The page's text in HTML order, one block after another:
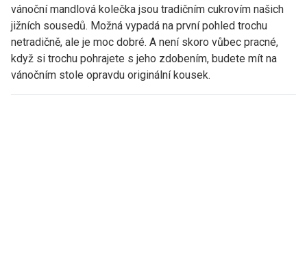
vánoční mandlová kolečka jsou tradičním cukrovím našich
jižních sousedů. Možná vypadá na první pohled trochu
netradičně, ale je moc dobré. A není skoro vůbec pracné,
když si trochu pohrajete s jeho zdobením, budete mít na
vánočním stole opravdu originální kousek.